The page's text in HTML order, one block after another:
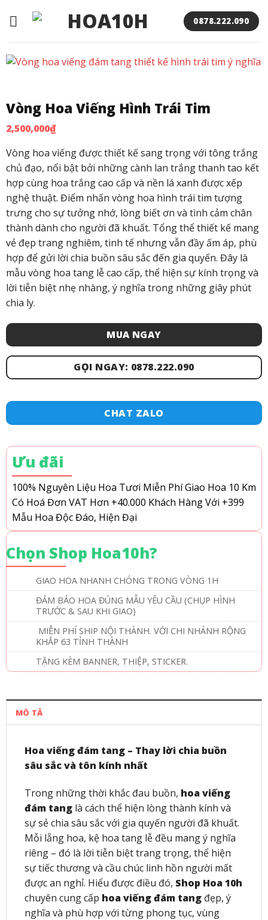
qua
dung
0878.222.090
Vòng Hoa Viếng Hình Trái Tim
2,500,000₫
Vòng hoa viếng được thiết kế sang trọng với tông trắng
chủ đạo, nổi bật bởi những cành lan trắng thanh tao kết
hợp cùng hoa trắng cao cấp và nền lá xanh được xếp
nghệ thuật. Điểm nhấn vòng hoa hình trái tim tượng
trưng cho sự tưởng nhớ, lòng biết ơn và tình cảm chân
thành dành cho người đã khuất. Tổng thể thiết kế mang
vẻ đẹp trang nghiêm, tinh tế nhưng vẫn đầy ấm áp, phù
hợp để gửi lời chia buồn sâu sắc đến gia quyến. Đây là
mẫu vòng hoa tang lễ cao cấp, thể hiện sự kính trọng và
lời tiễn biệt nhẹ nhàng, ý nghĩa trong những giây phút
chia ly.
MUA NGAY
GỌI NGAY: 0878.222.090
CHAT ZALO
Ưu đãi
100% Nguyên Liệu Hoa Tươi Miễn Phí Giao Hoa 10 Km
Có Hoá Đơn VAT Hơn +40.000 Khách HàngVới +399
Mẫu Hoa Độc Đáo, Hiện Đại
Chọn Shop Hoa10h?
GIAO HOA NHANH CHÓNG TRONG VÒNG 1H
ĐẢM BẢO HOA ĐÚNG MẪU YÊU CẦU (CHỤP HÌNH
TRƯỚC & SAU KHI GIAO)
MIỄN PHÍ SHIP NỘI THÀNH. VỚI CHI NHÁNH RỘNG
KHẮP 63 TỈNH THÀNH
TẶNG KÈM BANNER, THIỆP, STICKER.
MÔ TẢ
Hoa viếng đám tang – Thay lời chia buồn
sâu sắc và tôn kính nhất
Trong những thời khắc đau buồn, hoa viếng
đám tanglà cách thể hiện lòng thành kính và
sự sẻ chia sâu sắc với gia quyến người đã khuất.
Mỗi lẵng hoa, kệ hoa tang lễ đều mang ý nghĩa
riêng – đó là lời tiễn biệt trang trọng, thể hiện
sự tiếc thương và cầu chúc linh hồn người mất
được an nghỉ. Hiểu được điều đó, Shop Hoa 10h
chuyên cung cấp hoa viếng đám tangđẹp, ý
nghĩa và phù hợp với từng phong tục, vùng